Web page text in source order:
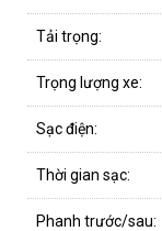
Tải trọng:
Trọng lượng xe:
Sạc điện:
Thời gian sạc:
Phanh trước/sau: